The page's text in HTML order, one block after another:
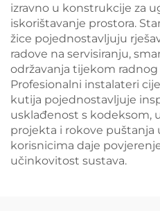
izravno u konstrukcije za
iskorištavanje prostora.
žice pojednostavljuju
radove na servisiranju,
održavanja tijekom radnog
Profesionalni instalateri
kutija pojednostavljuje
usklađenost s kodeksom,
projekta i rokove puštanja
korisnicima daje
učinkovitost sustava.